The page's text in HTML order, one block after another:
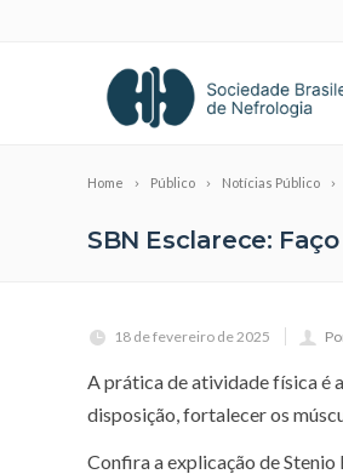
Home Público Notícias Público
SBN Esclarece:
18 de fevereiro de 2025
A prática de atividade física é
disposição, fortalecer os
Confira a explicação de